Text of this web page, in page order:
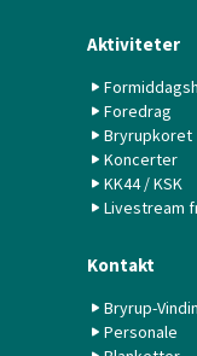
Aktiviteter
Foredrag
Bryrupkoret
Koncerter
KK44 / KSK
Livestream
Kontakt
Bryrup-
Personale